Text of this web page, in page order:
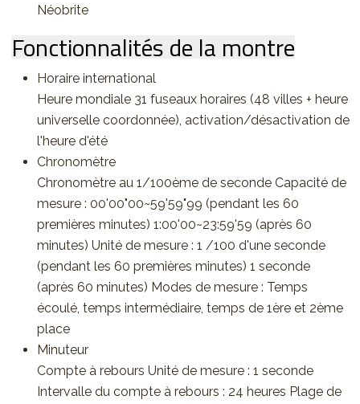
Néobrite
Fonctionnalités de la montre
Horaire international
Heure mondiale 31 fuseaux horaires (48 villes + heure
universelle coordonnée), activation/désactivation de
l'heure d'été
Chronomètre
Chronomètre au 1/100ème de seconde Capacité de
mesure : 00'00"00~59'59"99 (pendant les 60
premières minutes) 1:00'00~23:59'59 (après 60
minutes) Unité de mesure : 1 /100 d'une seconde
(pendant les 60 premières minutes) 1 seconde
(après 60 minutes) Modes de mesure : Temps
écoulé, temps intermédiaire, temps de 1ère et 2ème
place
Minuteur
Compte à rebours Unité de mesure : 1 seconde
Intervalle du compte à rebours : 24 heures Plage de